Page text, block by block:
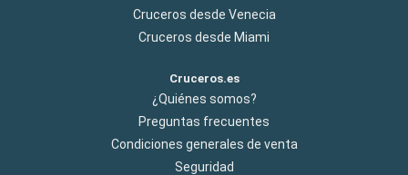
Cruceros desde Venecia
Cruceros desde Miami
Cruceros.es
¿Quiénes somos?
Preguntas frecuentes
Condiciones generales de venta
Seguridad